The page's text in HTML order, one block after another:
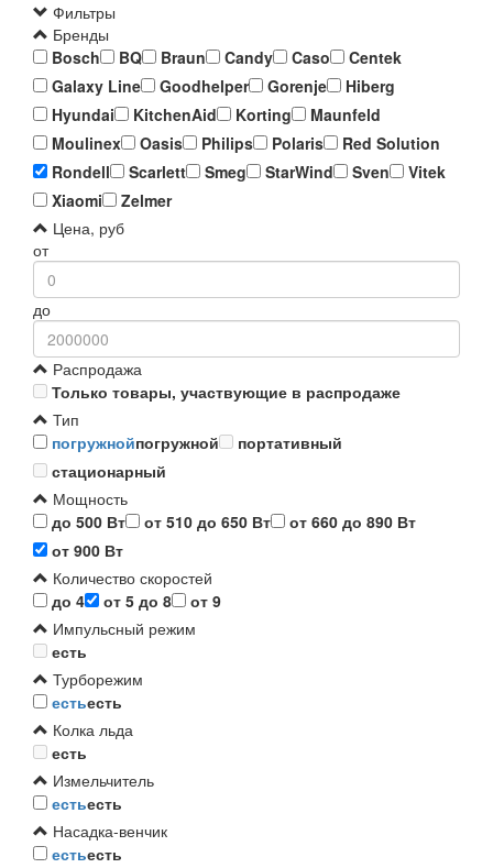
Фильтры
Бренды
Bosch
BQ Braun Candy Caso
Centek
Galaxy Line
Goodhelper Gorenje
Hiberg
Hyundai
KitchenAid Korting
Maunfeld
Moulinex
Oasis Philips Polaris
Red Solution
Rondell
Scarlett Smeg StarWind Sven
Vitek
Xiaomi
Zelmer
Цена, руб
от
до
Распродажа
Только товары, участвующие в распродаже
Тип
погружнойпогружной
портативный
стационарный
Мощность
до 500 Вт
от 510 до 650 Вт
от 660 до 890 Вт
от 900 Вт
Количество скоростей
до 4
от 5 до 8
от 9
Импульсный режим
есть
Турборежим
естьесть
Колка льда
есть
Измельчитель
естьесть
Насадка-венчик
естьесть